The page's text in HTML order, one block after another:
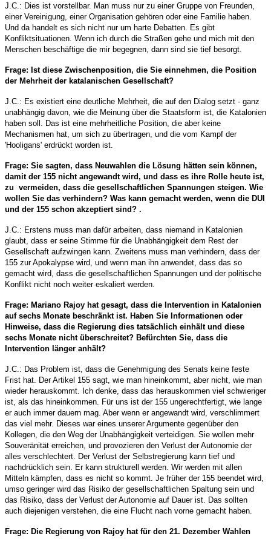
J.C.: Dies ist vorstellbar. Man muss nur zu einer Gruppe von Freunden,
einer Vereinigung, einer Organisation gehören oder eine Familie haben.
Und da handelt es sich nicht nur um harte Debatten. Es gibt
Konfliktsituationen. Wenn ich durch die Straßen gehe und mich mit den
Menschen beschäftige die mir begegnen, dann sind sie tief besorgt.
Frage: Ist diese Zwischenposition, die Sie einnehmen, die Position
der Mehrheit der katalanischen Gesellschaft?
J.C.: Es existiert eine deutliche Mehrheit, die auf den Dialog setzt - ganz
unabhängig davon, wie die Meinung über die Staatsform ist, die Katalonien
haben soll. Das ist eine mehrheitliche Position, die aber keine
Mechanismen hat, um sich zu übertragen, und die vom Kampf der
'Hooligans' erdrückt worden ist.
Frage: Sie sagten, dass Neuwahlen die Lösung hätten sein können,
damit der 155 nicht angewandt wird, und dass es ihre Rolle heute ist,
zu vermeiden, dass die gesellschaftlichen Spannungen steigen. Wie
wollen Sie das verhindern? Was kann gemacht werden, wenn die DUI
und der 155 schon akzeptiert sind? .
J.C.: Erstens muss man dafür arbeiten, dass niemand in Katalonien
glaubt, dass er seine Stimme für die Unabhängigkeit dem Rest der
Gesellschaft aufzwingen kann. Zweitens muss man verhindern, dass der
155 zur Apokalypse wird, und wenn man ihn anwendet, dass das so
gemacht wird, dass die gesellschaftlichen Spannungen und der politische
Konflikt nicht noch weiter eskaliert werden.
Frage: Mariano Rajoy hat gesagt, dass die Intervention in Katalonien
auf sechs Monate beschränkt ist. Haben Sie Informationen oder
Hinweise, dass die Regierung dies tatsächlich einhält und diese
sechs Monate nicht überschreitet? Befürchten Sie, dass die
Intervention länger anhält?
J.C.: Das Problem ist, dass die Genehmigung des Senats keine feste
Frist hat. Der Artikel 155 sagt, wie man hineinkommt, aber nicht, wie man
wieder herauskommt. Ich denke, dass das herauskommen viel schwieriger
ist, als das hineinkommen. Für uns ist der 155 ungerechtfertigt, wie lange
er auch immer dauern mag. Aber wenn er angewandt wird, verschlimmert
das viel mehr. Dieses war eines unserer Argumente gegenüber den
Kollegen, die den Weg der Unabhängigkeit verteidigen. Sie wollen mehr
Souveränität erreichen, und provozieren den Verlust der Autonomie der
alles verschlechtert. Der Verlust der Selbstregierung kann tief und
nachdrücklich sein. Er kann strukturell werden. Wir werden mit allen
Mitteln kämpfen, dass es nicht so kommt. Je früher der 155 beendet wird,
umso geringer wird das Risiko der gesellschaftlichen Spaltung sein und
das Risiko, dass der Verlust der Autonomie auf Dauer ist. Das sollten
auch diejenigen verstehen, die eine Flucht nach vorne gemacht haben.
Frage: Die Regierung von Rajoy hat für den 21. Dezember Wahlen